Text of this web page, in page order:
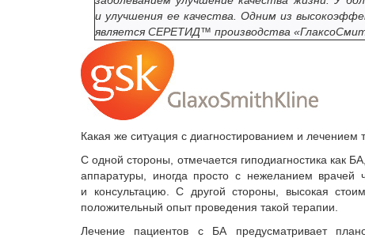
и улучшения ее качества. Одним из
является СЕРЕТИД™ производства
Какая же ситуация с диагностированием и лечением
С одной стороны, отмечается гиподиагностика как
аппаратуры, иногда просто с нежеланием врачей
и консультацию. С другой стороны, высокая
положительный опыт проведения такой терапии.
Лечение пациентов с БА предусматривает